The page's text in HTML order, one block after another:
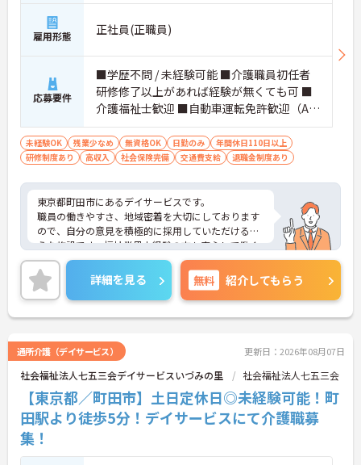
雇用形態 正社員(正職員)
応募要件
■学歴不問 / 未経験可能 ■介護職員初任者
研修修了以上があれば経験が無くても可 ■
介護福祉士歓迎 ■自動車運転免許歓迎（AT
限定可）
未経験OK 残業少なめ 無資格OK 日勤のみ
年間休日110日以上
研修制度あり
高収入 社会保険完備 交通費支給 退職金制度あり
東京都町田市にあるデイサービスです。
職員の働きやすさ、地域密着を大切にしております
ので、自分の意見を積極的に採用していただけるよ
うな施設です。福祉業界未経験の方も安心して働く
ことができます。
ご質問などございましたらお気軽のお問い合わせく
ださい。
詳細を見る 無料 紹介してもらう
通所介護（デイサービス） 更新日：2026年08月07日
社会福祉法人七五三会デイサービスいづみの里 社会福祉法人七五三会
【東京都／町田市】土日定休日◎未経験可能！町
田駅より徒歩5分！デイサービスにて介護職募
集！